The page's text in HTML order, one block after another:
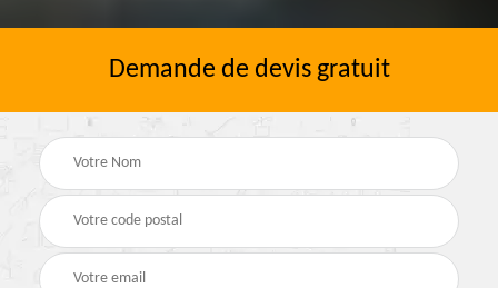
Demande de devis gratuit